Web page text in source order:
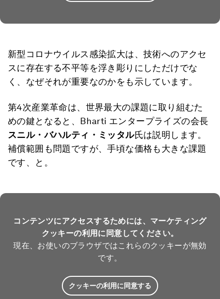
新型コロナウイルス感染拡大は、技術へのアクセ
スに存在する不平等を浮き彫りにしただけでな
く、なぜそれが重要なのかをも示しています。
第4次産業革命は、世界最大の課題に取り組むた
めの鍵となると、Bharti エンタープライズの会長
スニル・バハルティ・ミッタル氏は説明します。
補償範囲も問題ですが、手頃な価格も大きな課題
です、と。
コンテンツにアクセスするためには、マーケティング
クッキーの利用に同意してください。
現在、お使いのブラウザではこれらのクッキーが無効
です。
クッキーの利用に同意する